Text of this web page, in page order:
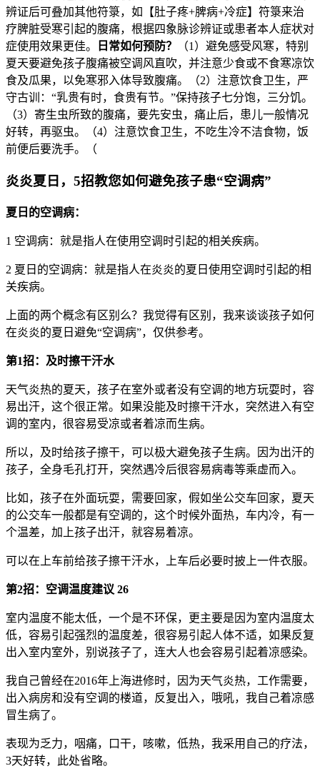
辨证后可叠加其他符箓，如【肚子疼+脾病+冷症】符箓来治
疗脾脏受寒引起的腹痛，根据四象脉诊辨证或患者本人症状对
症使用效果更佳。
日常如何预防？
（1）避免感受风寒，特别
夏天要避免孩子腹痛被空调风直吹，并注意少食或不食寒凉饮
食及瓜果，以免寒邪入体导致腹痛。（2）注意饮食卫生，严
守古训：“乳贵有时，食贵有节。”保持孩子七分饱，三分饥。
（3）寄生虫所致的腹痛，要先安虫，痛止后，患儿一般情况
好转，再驱虫。（4）注意饮食卫生，不吃生冷不洁食物，饭
前便后要洗手。（
炎炎夏日，5招教您如何避免孩子患“空调病”
夏日的空调病：
1 空调病：就是指人在使用空调时引起的相关疾病。
2 夏日的空调病：就是指人在炎炎的夏日使用空调时引起的相
关疾病。
上面的两个概念有区别么？我觉得有区别，我来谈谈孩子如何
在炎炎的夏日避免“空调病”，仅供参考。
第1招：及时擦干汗水
天气炎热的夏天，孩子在室外或者没有空调的地方玩耍时，容
易出汗，这个很正常。如果没能及时擦干汗水，突然进入有空
调的室内，很容易受凉或者着凉而生病。
所以，及时给孩子擦干，可以极大避免孩子生病。因为出汗的
孩子，全身毛孔打开，突然遇冷后很容易病毒等乘虚而入。
比如，孩子在外面玩耍，需要回家，假如坐公交车回家，夏天
的公交车一般都是有空调的，这个时候外面热，车内冷，有一
个温差，加上孩子出汗，就容易着凉。
可以在上车前给孩子擦干汗水，上车后必要时披上一件衣服。
第2招：空调温度建议 26
室内温度不能太低，一个是不环保，更主要是因为室内温度太
低，容易引起强烈的温度差，很容易引起人体不适，如果反复
出入室内室外，别说孩子了，连大人也会容易引起着凉感染。
我自己曾经在2016年上海进修时，因为天气炎热，工作需要，
出入病房和没有空调的楼道，反复出入，哦吼，我自己着凉感
冒生病了。
表现为乏力，咽痛，口干，咳嗽，低热，我采用自己的疗法，
3天好转，此处省略。